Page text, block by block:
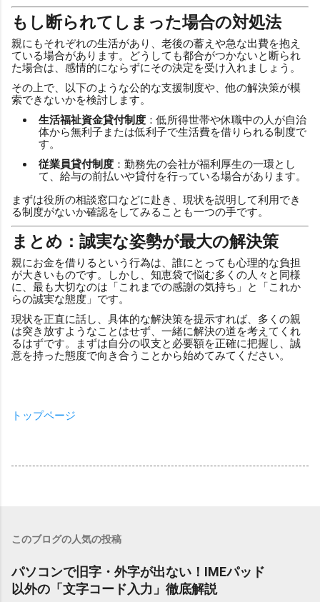
もし断られてしまった場合の対処法
親にもそれぞれの生活があり、老後の蓄えや急な出費を抱え
ている場合があります。どうしても都合がつかないと断られ
た場合は、感情的にならずにその決定を受け入れましょう。
その上で、以下のような公的な支援制度や、他の解決策が模
索できないかを検討します。
生活福祉資金貸付制度 ：低所得世帯や休職中の人が自治
体から無利子または低利子で生活費を借りられる制度で
す。
従業員貸付制度 ：勤務先の会社が福利厚生の一環とし
て、給与の前払いや貸付を行っている場合があります。
まずは役所の相談窓口などに赴き、現状を説明して利用でき
る制度がないか確認をしてみることも一つの手です。
まとめ：誠実な姿勢が最大の解決策
親にお金を借りるという行為は、誰にとっても心理的な負担
が大きいものです。しかし、知恵袋で悩む多くの人々と同様
に、最も大切なのは「これまでの感謝の気持ち」と「これか
らの誠実な態度」です。
現状を正直に話し、具体的な解決策を提示すれば、多くの親
は突き放すようなことはせず、一緒に解決の道を考えてくれ
るはずです。まずは自分の収支と必要額を正確に把握し、誠
意を持った態度で向き合うことから始めてみてください。
トップページ
このブログの人気の投稿
パソコンで旧字・外字が出ない！IMEパッド
以外の「文字コード入力」徹底解説